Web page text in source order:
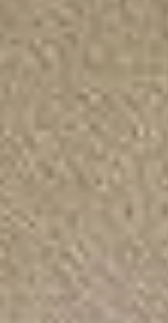
objets en
de l'eau de
rendant plus
DIY ?
déjà présents
ou des
pour leur
d’eau
vous qu'il soit